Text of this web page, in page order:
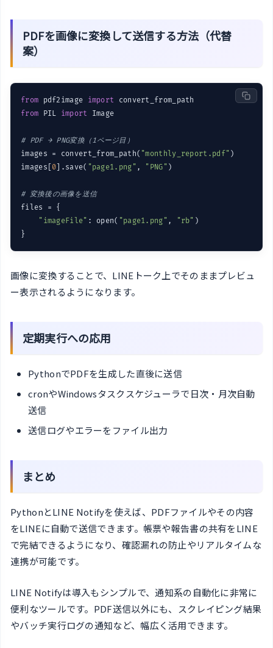
PDFを画像に変換して送信する方法（代替
案）
from pdf2image import
from PIL import Image
# PDF → PNG変換（1ページ目）
images = convert_from_path( "monthly_report.pdf" )
images[0].save( "page1.png" , "PNG" )
# 変換後の画像を送信
files = {
"imageFile" : open( "page1.png" , "rb" )
画像に変換することで、LINEトーク上でそのままプレビュ
ー表示されるようになります。
定期実行への応用
PythonでPDFを生成した直後に送信
cronやWindowsタスクスケジューラで日次・月次自動
送信
送信ログやエラーをファイル出力
まとめ
PythonとLINE Notifyを使えば、PDFファイルやその内容
をLINEに自動で送信できます。帳票や報告書の共有をLINE
で完結できるようになり、確認漏れの防止やリアルタイムな
連携が可能です。
LINE Notifyは導入もシンプルで、通知系の自動化に非常に
便利なツールです。PDF送信以外にも、スクレイピング結果
やバッチ実行ログの通知など、幅広く活用できます。